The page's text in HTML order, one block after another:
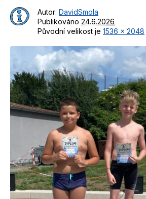
Autor: DavidSmola
Publikováno 24.6.2026
Původní velikost je 1536 × 2048